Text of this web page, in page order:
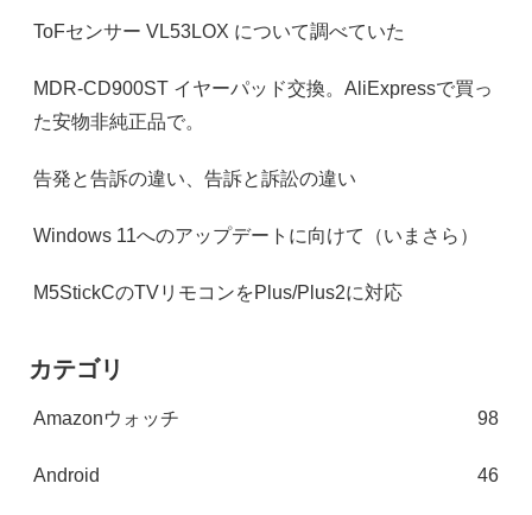
ToFセンサー VL53LOX について調べていた
MDR-CD900ST イヤーパッド交換。AliExpressで買っ
た安物非純正品で。
告発と告訴の違い、告訴と訴訟の違い
Windows 11へのアップデートに向けて（いまさら）
M5StickCのTVリモコンをPlus/Plus2に対応
カテゴリ
Amazonウォッチ 98
Android 46